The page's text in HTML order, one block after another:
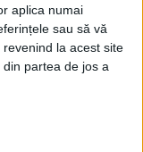
aplica numai
sau să vă
la acest site
partea de jos a